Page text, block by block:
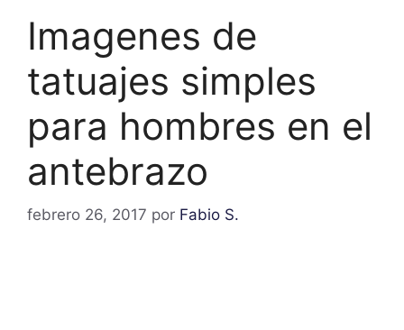
Imagenes de
tatuajes simples
para hombres en el
antebrazo
febrero 26, 2017 por Fabio S.